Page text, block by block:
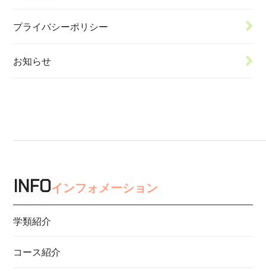
プライバシーポリシー
お知らせ
INFOインフォメーション
学類紹介
コース紹介